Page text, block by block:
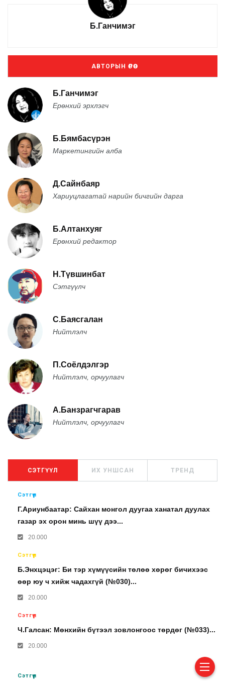
Б.Ганчимэг
АВТОРЫН ӨРӨӨ
Б.Ганчимэг
Ерөнхий эрхлэгч
Б.Бямбасүрэн
Маркетингийн алба
Д.Сайнбаяр
Хариуцлагатай нарийн бичгийн дарга
Б.Алтанхуяг
Ерөнхий редактор
Н.Түвшинбат
Сэтгүүлч
С.Баясгалан
Нийтлэлч
П.Соёлдэлгэр
Нийтлэлч, орчуулагч
А.Банзрагчгарав
Нийтлэлч, орчуулагч
СЭТГҮҮЛ ИХ УНШСАН ТРЕНД
Сэтгүүл
Г.Ариунбаатар: Сайхан монгол дуугаа ханатал дуулах
газар эх орон минь шүү дээ...
20.000
Сэтгүүл
Б.Энхцэцэг: Би тэр хүмүүсийн төлөө хөрөг бичихээс
өөр юу ч хийж чадахгүй (№030)...
20.000
Сэтгүүл
Ч.Галсан: Мөнхийн бүтээл зовлонгоос төрдөг (№033)...
20.000
Сэтгүүл